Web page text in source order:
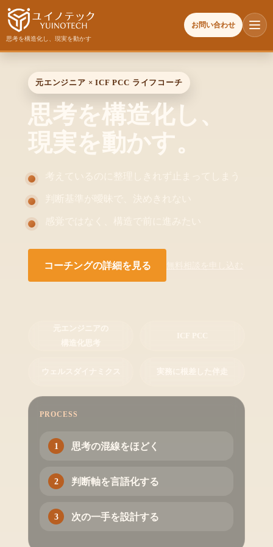
思考を構造化し、現実を動かす
お問い合わせ
元エンジニア × ICF PCC ライフコーチ
思考を構造化し、
現実を動かす。
考えているのに整理しきれず止まってしまう
コーチングの詳細を見る
元エンジニアの
構造化思考
PROCESS
思考の混線をほどく
判断軸を言語化する
次の一手を設計する